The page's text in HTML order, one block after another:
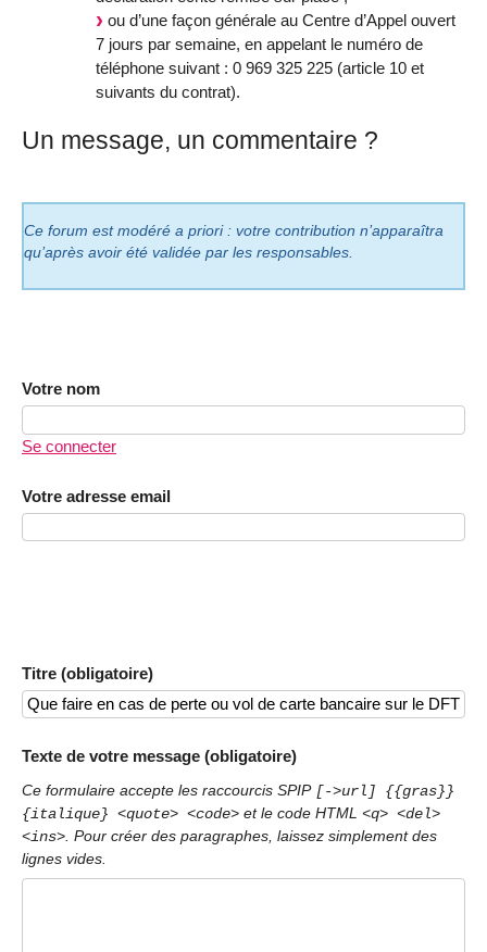
ou d’une façon générale au Centre d’Appel ouvert
7 jours par semaine, en appelant le numéro de
téléphone suivant : 0 969 325 225 (article 10 et
suivants du contrat).
Un message, un commentaire ?
Ce forum est modéré a priori : votre contribution n’apparaîtra
qu’après avoir été validée par les responsables.
Votre nom
Se connecter
Votre adresse email
Titre (obligatoire)
Texte de votre message (obligatoire)
Ce formulaire accepte les raccourcis SPIP [->url] {{gras}}
{italique} <quote> <code> et le code HTML <q> <del>
<ins> . Pour créer des paragraphes, laissez simplement des
lignes vides.